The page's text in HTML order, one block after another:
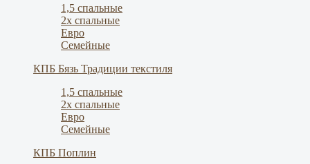
1,5 спальные
2х спальные
Евро
Семейные
КПБ Бязь Традиции текстиля
1,5 спальные
2х спальные
Евро
Семейные
КПБ Поплин